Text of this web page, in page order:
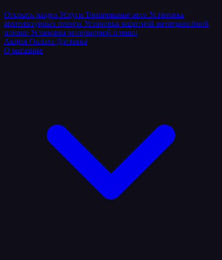
Открыть раздел Услуги Тонирование авто Установка
архитектурных пленок Установка защитной антигравийной
пленки Установка интерьерной пленки
Акции Оплата Доставка
О магазине